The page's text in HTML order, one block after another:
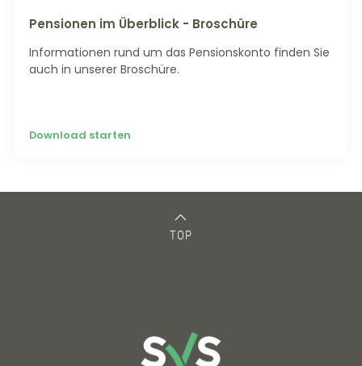
Pensionen im Überblick - Broschüre
Informationen rund um das Pensionskonto finden Sie
auch in unserer Broschüre.
Download starten
TOP